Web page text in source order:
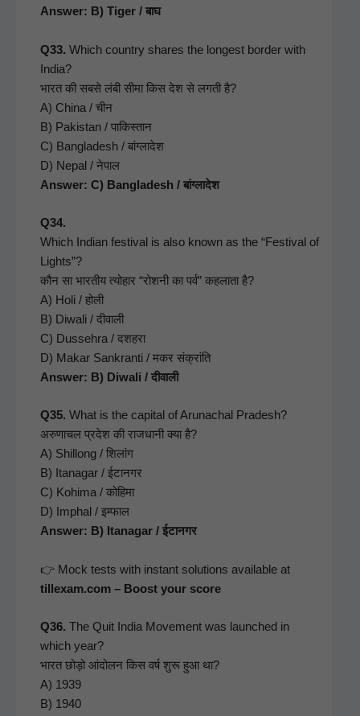
Answer: B) Tiger / बाघ
Q33. Which coun­try shares the longest bor­der with
India?
भारत की सबसे लंबी सीमा किस देश से लगती है?
A) Chi­na / चीन
B) Pak­istan / पाकिस्तान
C) Bangladesh / बांग्लादेश
D) Nepal / नेपाल
Answer: C) Bangladesh / बांग्लादेश
Q34.
Which Indi­an fes­ti­val is also known as the “Fes­ti­val of
Lights”?
कौन सा भारतीय त्योहार “रोशनी का पर्व” कहलाता है?
A) Holi / होली
B) Diwali / दीवाली
C) Dussehra / दशहरा
D) Makar Sankran­ti / मकर संक्रांति
Answer: B) Diwali / दीवाली
Q35. What is the cap­i­tal of Arunachal Pradesh?
अरुणाचल प्रदेश की राजधानी क्या है?
A) Shil­long / शिलांग
B) Itana­gar / ईटानगर
C) Kohi­ma / कोहिमा
D) Imphal / इम्फाल
Answer: B) Itana­gar / ईटानगर
👉 Mock tests with instant solu­tions avail­able at
tillexam.com – Boost your score
Q36. The Quit India Move­ment was launched in
which year?
भारत छोड़ो आंदोलन किस वर्ष शुरू हुआ था?
A) 1939
B) 1940